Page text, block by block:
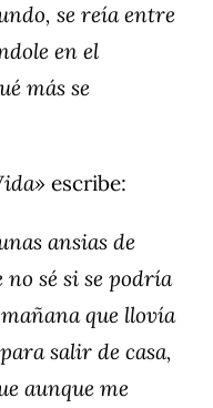
se reía entre
en el
más se
escribe:
ansias de
sé si se podría
que llovía
salir de casa,
aunque me